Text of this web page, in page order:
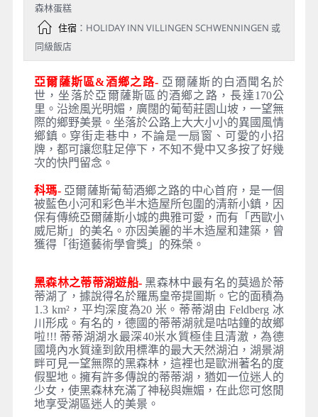
森林蛋糕
住宿：HOLIDAY INN VILLINGEN SCHWENNINGEN 或
同級飯店
亞爾薩斯區&酒鄉之路- 亞爾薩斯的白酒聞名於
世，坐落於亞爾薩斯區的酒鄉之路，長達170公
里。沿途風光明媚，廣闊的葡萄莊園山坡，一望無
際的鄉野美景。坐落於公路上大大小小的異國風情
鄉鎮。穿街走巷中，不論是一扇窗、可愛的小招
牌，都可讓您駐足停下，不知不覺中又多按了好幾
次的快門留念。
科瑪-亞爾薩斯葡萄酒鄉之路的中心首府，是一個
被藍色小河和彩色半木造屋所包圍的清新小鎮，因
保有傳統亞爾薩斯小城的典雅可愛，而有「西歐小
威尼斯」的美名。亦因美麗的半木造屋和建築，曾
獲得「街道藝術學會獎」的殊榮。
黑森林之蒂蒂湖遊船- 黑森林中最有名的莫過於蒂
蒂湖了，據說得名於羅馬皇帝提圖斯。它的面積為
1.3 km²，平均深度為20 米。蒂蒂湖由 Feldberg 冰
川形成。有名的，德國的蒂蒂湖就是咕咕鐘的故鄉
啦!!! 蒂蒂湖湖水最深40米水質極佳且清澈，為德
國境內水質達到飲用標準的最大天然湖泊，湖景湖
畔可見一望無際的黑森林，這裡也是歐洲著名的度
假聖地。擁有許多傳說的蒂蒂湖，猶如一位迷人的
少女，使黑森林充滿了神秘與嫵媚，在此您可悠閒
地享受湖區迷人的美景。